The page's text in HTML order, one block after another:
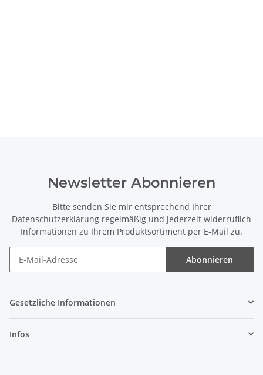
Newsletter Abonnieren
Bitte senden Sie mir entsprechend Ihrer
Datenschutzerklärung regelmäßig und jederzeit widerruflich
Informationen zu Ihrem Produktsortiment per E-Mail zu.
Abonnieren
Gesetzliche Informationen
Infos